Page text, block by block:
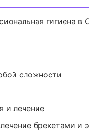
гигиена в
сложности
и лечение
брекетами и